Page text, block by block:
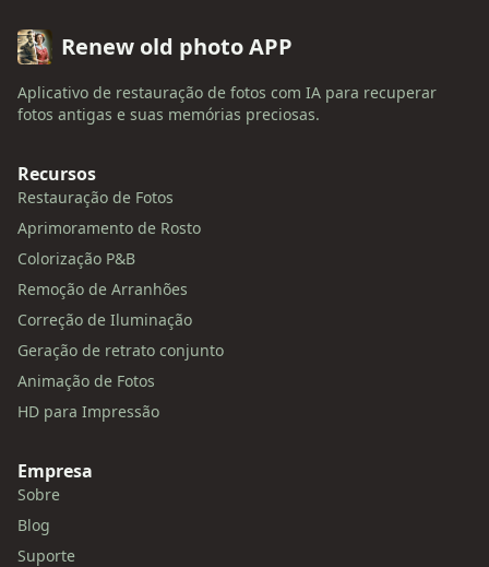
Renew old photo APP
Aplicativo de restauração de fotos com IA para recuperar
fotos antigas e suas memórias preciosas.
Recursos
Restauração de Fotos
Aprimoramento de Rosto
Colorização P&B
Remoção de Arranhões
Correção de Iluminação
Geração de retrato conjunto
Animação de Fotos
HD para Impressão
Empresa
Sobre
Blog
Suporte